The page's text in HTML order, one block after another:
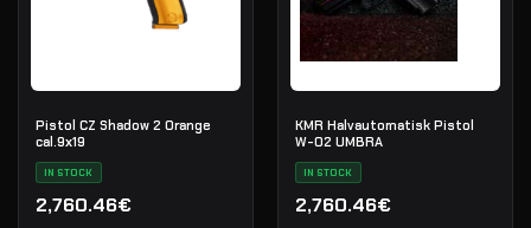
Pistol CZ Shadow 2 Orange
cal.9х19
IN STOCK
2,760.46€
KMR Halvautomatisk Pistol
W-02 UMBRA
IN STOCK
2,760.46€